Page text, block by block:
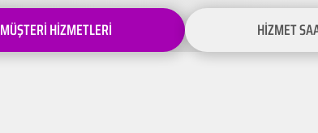
MÜŞTERİ HİZMETLERİ HİZMET